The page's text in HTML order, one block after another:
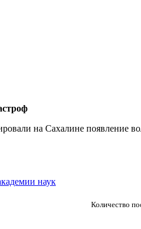
на Сахалине появление
наук
Количество